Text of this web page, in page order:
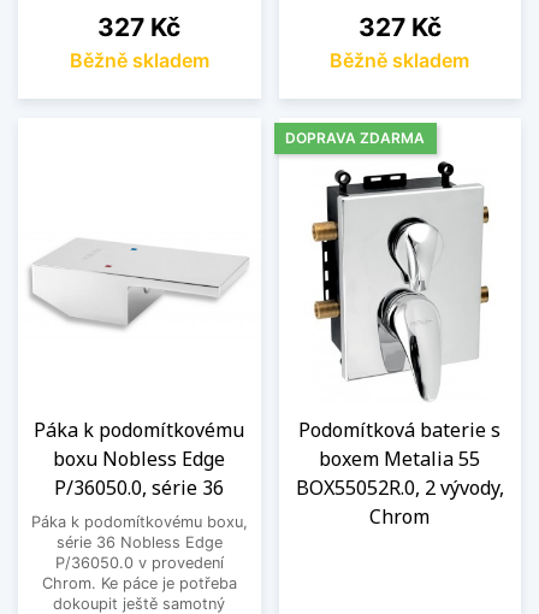
Cena
327 Kč
Běžně skladem
Cena
327 Kč
Běžně skladem
Páka k podomítkovému
boxu Nobless Edge
P/36050.0, série 36
Páka k podomítkovému boxu,
série 36 Nobless Edge
P/36050.0 v provedení
Chrom. Ke páce je potřeba
dokoupit ještě samotný
Podomítková baterie s
boxem Metalia 55
BOX55052R.0, 2 vývody,
Chrom
DOPRAVA ZDARMA